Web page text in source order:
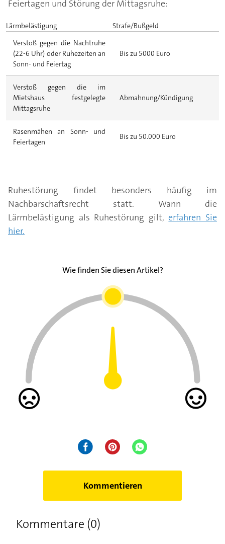
Feiertagen und Störung der Mittagsruhe:
Lärmbelästigung
Strafe/Bußgeld
Verstoß gegen die Nachtruhe
(22-6 Uhr) oder Ruhezeiten an
Sonn- und Feiertag
Bis zu 5000 Euro
Verstoß gegen die im
Mietshaus festgelegte
Mittagsruhe
Abmahnung/Kündigung
Rasenmähen an Sonn- und
Feiertagen
Bis zu 50.000 Euro
Ruhestörung findet besonders häufig im
Nachbarschaftsrecht statt. Wann die
Lärmbelästigung als Ruhestörung gilt,erfahren Sie
hier.
Wie finden Sie diesen Artikel?
Kommentieren
Kommentare (0)